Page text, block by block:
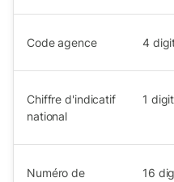
Code agence 4
Chiffre d'indicatif
national
1
Numéro de
16